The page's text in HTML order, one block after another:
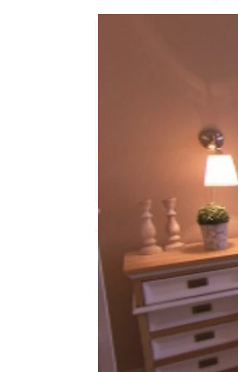
Madrid
Publicado:19 de mayo de
Además
de Álex y
vestidor
para la